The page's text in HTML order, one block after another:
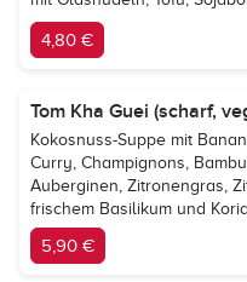
4,80 €
Tom Kha Guei (scharf,
Kokosnuss-Suppe mit
Curry, Champignons,
Auberginen, Zitronengras,
frischem Basilikum und
5,90 €